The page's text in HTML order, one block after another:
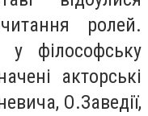
ролей.
у філософську
акторські
О.Заведії,